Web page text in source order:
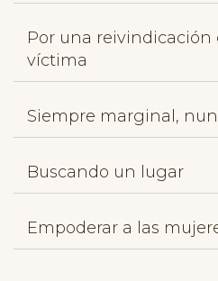
Por una reivindicación
víctima
Siempre marginal,
Buscando un lugar
Empoderar a las